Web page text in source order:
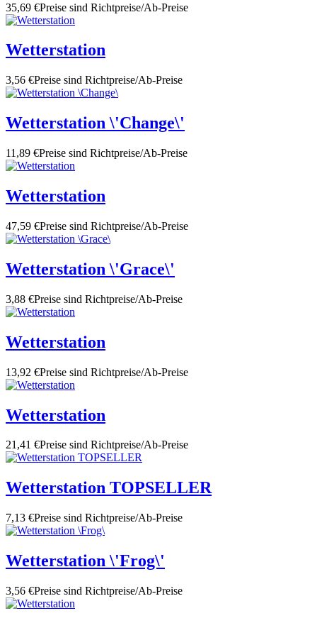
35,69 €Preise sind Richtpreise/Ab-Preise
Wetterstation
3,56 €Preise sind Richtpreise/Ab-Preise
Wetterstation \'Change\'
11,89 €Preise sind Richtpreise/Ab-Preise
Wetterstation
47,59 €Preise sind Richtpreise/Ab-Preise
Wetterstation \'Grace\'
3,88 €Preise sind Richtpreise/Ab-Preise
Wetterstation
13,92 €Preise sind Richtpreise/Ab-Preise
Wetterstation
21,41 €Preise sind Richtpreise/Ab-Preise
Wetterstation TOPSELLER
7,13 €Preise sind Richtpreise/Ab-Preise
Wetterstation \'Frog\'
3,56 €Preise sind Richtpreise/Ab-Preise